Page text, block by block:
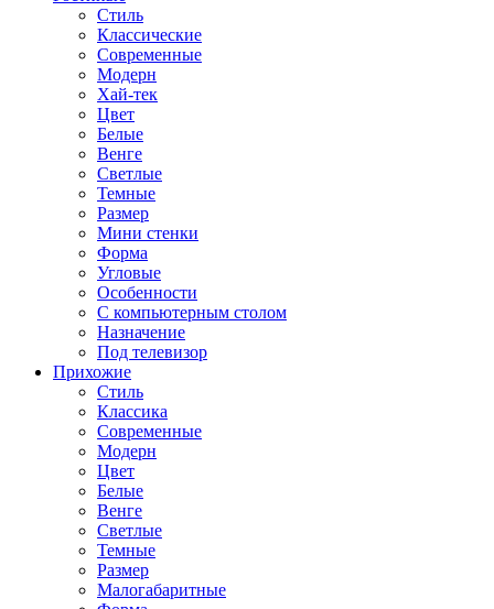
Стиль
Классические
Современные
Модерн
Хай-тек
Цвет
Белые
Венге
Светлые
Темные
Размер
Мини стенки
Форма
Угловые
Особенности
С компьютерным столом
Назначение
Под телевизор
Прихожие
Стиль
Классика
Современные
Модерн
Цвет
Белые
Венге
Светлые
Темные
Размер
Малогабаритные